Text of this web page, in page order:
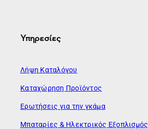
Υπηρεσίες
Λήψη Καταλόγου
Καταχώρηση Προϊόντος
Ερωτήσεις για την γκάμα
Μπαταρίες & Ηλεκτρικός Εξοπλισμός